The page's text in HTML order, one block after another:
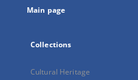
Main page
Collections
Cultural Heritage